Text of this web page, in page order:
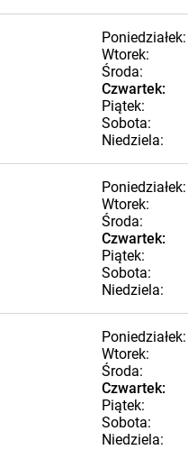
Poniedziałek:
Wtorek:
Środa:
Czwartek:
Piątek:
Sobota:
Niedziela:
Poniedziałek:
Wtorek:
Środa:
Czwartek:
Piątek:
Sobota:
Niedziela:
Poniedziałek:
Wtorek:
Środa:
Czwartek:
Piątek:
Sobota:
Niedziela: